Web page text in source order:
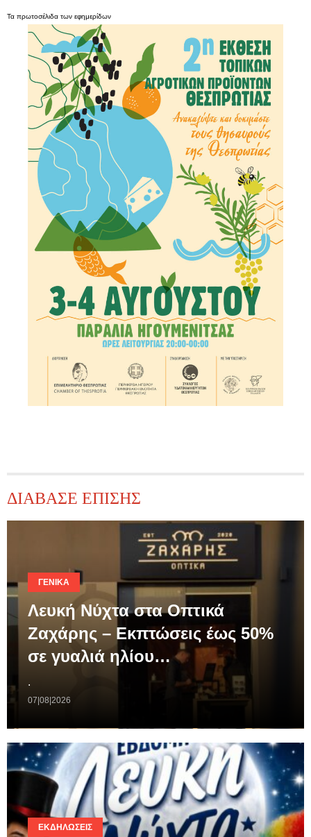
Τα πρωτοσέλιδα των εφημερίδων
ΔΙΑΒΑΣΕ ΕΠΙΣΗΣ
ΓΕΝΙΚΆ
Λευκή Νύχτα στα Οπτικά
Ζαχάρης – Εκπτώσεις έως 50%
σε γυαλιά ηλίου…
.
07|08|2026
ΕΚΔΗΛΏΣΕΙΣ